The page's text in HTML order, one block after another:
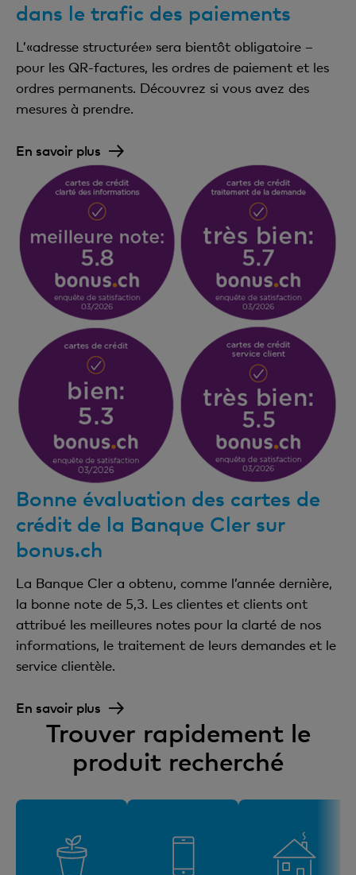
dans le trafic des paiements
L’«adresse structurée» sera bientôt obligatoire –
pour les QR-factures, les ordres de paiement et les
ordres permanents. Découvrez si vous avez des
mesures à prendre.
En savoir plus
Bonne évaluation des cartes de
crédit de la Banque Cler sur
bonus.ch
La Banque Cler a obtenu, comme l’année dernière,
la bonne note de 5,3. Les clientes et clients ont
attribué les meilleures notes pour la clarté de nos
informations, le traitement de leurs demandes et le
service clientèle.
En savoir plus
Trouver rapidement le
produit recherché